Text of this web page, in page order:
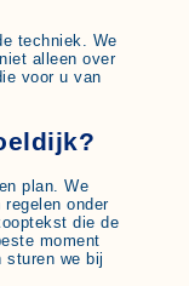
techniek. We
alleen over
voor u van
plan. We
onder
die de
moment
sturen we bij